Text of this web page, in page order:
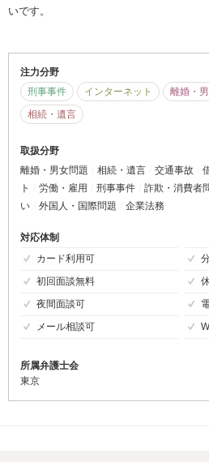
いです。
注力分野
刑事事件
インターネット 離婚・
相続・遺言
取扱分野
離婚・男女問題
相続・遺言 交通事故
ト
労働・雇用 刑事事件 詐欺・消費者
い
外国人・国際問題 企業法務
対応体制
カード利用可
初回面談無料
夜間面談可
メール相談可
所属弁護士会
東京